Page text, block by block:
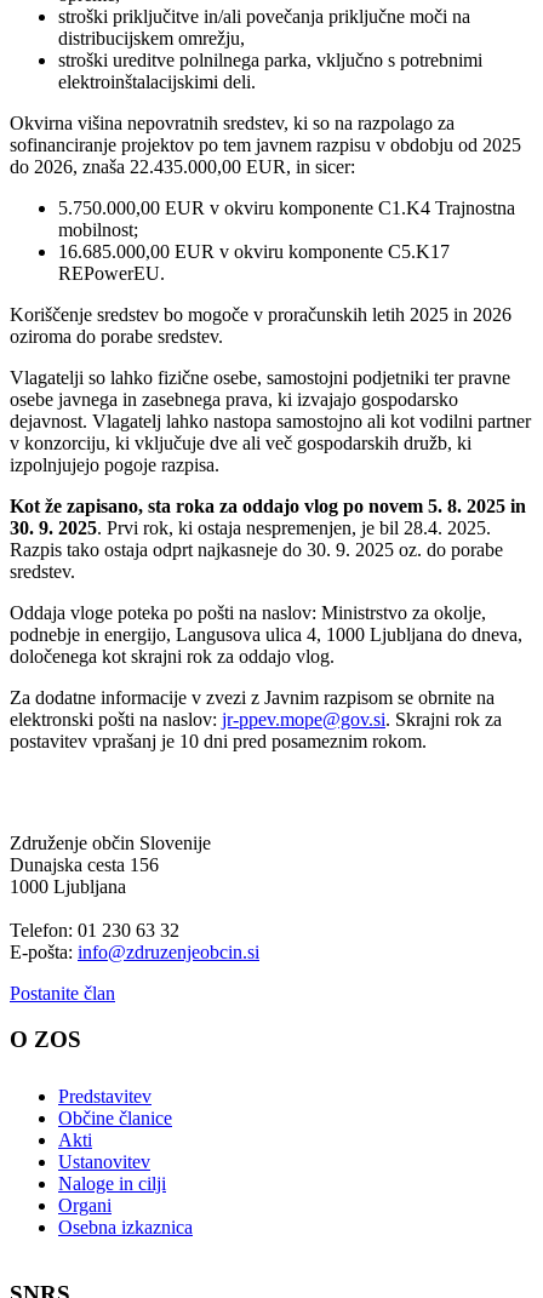
stroški priključitve in/ali povečanja priključne moči na
distribucijskem omrežju,
stroški ureditve polnilnega parka, vključno s potrebnimi
elektroinštalacijskimi deli.
Okvirna višina nepovratnih sredstev, ki so na razpolago za
sofinanciranje projektov po tem javnem razpisu v obdobju od 2025
do 2026, znaša 22.435.000,00 EUR, in sicer:
5.750.000,00 EUR v okviru komponente C1.K4 Trajnostna
mobilnost;
16.685.000,00 EUR v okviru komponente C5.K17
REPowerEU.
Koriščenje sredstev bo mogoče v proračunskih letih 2025 in 2026
oziroma do porabe sredstev.
Vlagatelji so lahko fizične osebe, samostojni podjetniki ter pravne
osebe javnega in zasebnega prava, ki izvajajo gospodarsko
dejavnost. Vlagatelj lahko nastopa samostojno ali kot vodilni partner
v konzorciju, ki vključuje dve ali več gospodarskih družb, ki
izpolnjujejo pogoje razpisa.
Kot že zapisano, sta roka za oddajo vlog po novem 5. 8. 2025 in
30. 9. 2025. Prvi rok, ki ostaja nespremenjen, je bil 28.4. 2025.
Razpis tako ostaja odprt najkasneje do 30. 9. 2025 oz. do porabe
sredstev.
Oddaja vloge poteka po pošti na naslov: Ministrstvo za okolje,
podnebje in energijo, Langusova ulica 4, 1000 Ljubljana do dneva,
določenega kot skrajni rok za oddajo vlog.
Za dodatne informacije v zvezi z Javnim razpisom se obrnite na
elektronski pošti na naslov: jr-ppev.mope@gov.si. Skrajni rok za
postavitev vprašanj je 10 dni pred posameznim rokom.
Združenje občin Slovenije
Dunajska cesta 156
1000 Ljubljana
Telefon: 01 230 63 32
E-pošta: info@zdruzenjeobcin.si
Postanite član
O ZOS
Predstavitev
Občine članice
Akti
Ustanovitev
Naloge in cilji
Organi
Osebna izkaznica